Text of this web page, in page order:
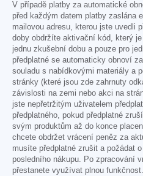
V případě platby za automatické
před každým datem platby zaslána
mailovou adresu, kterou jste uvedli
doby obdržíte aktivační kód, který
jednu zkušební dobu a pouze pro
předplatné se automaticky obnoví
souladu s nabídkovými materiály a
stránky (které jsou zde zahrnuty
závislosti na zemi nebo akci na
jste nepřetržitým uživatelem
předplatného, pokud předplatné
svým produktům až do konce
chcete obdržet vrácení peněz za
musíte předplatné zrušit a požádat
posledního nákupu. Po zpracování
přestanete využívat plnou funkčnost.